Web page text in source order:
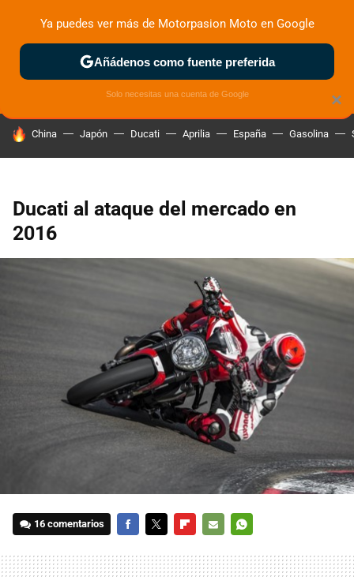
ZONA DE PRUEBAS DEPORTIVAS MOTOS ELÉCTRICAS
HOY SE HABLA DE
China Japón Ducati Aprilia España Gasolina
Ducati al ataque del mercado en
2016
16 comentarios
MAIL
×
Ya puedes ver más de Motorpasion Moto en Google
Añádenos como fuente preferida
Solo necesitas una cuenta de Google